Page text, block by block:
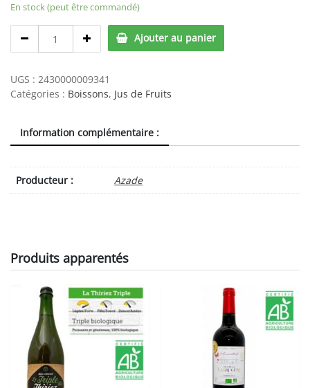
En stock (peut être commandé)
Multifruits
75cl
Bio
quantity
Ajouter au panier
UGS : 2430000009341
Catégories : Boissons, Jus de Fruits
Information complémentaire :
Producteur : Azade
Produits apparentés